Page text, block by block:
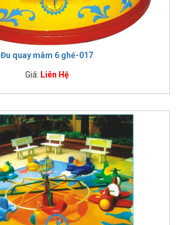
Đu quay mâm 6 ghế-017
Giá: Liên Hệ